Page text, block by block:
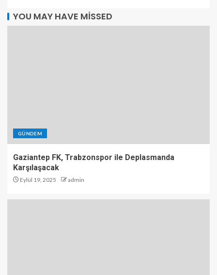
YOU MAY HAVE MISSED
GÜNDEM
Gaziantep FK, Trabzonspor ile Deplasmanda
Karşılaşacak
Eylül 19, 2025 admin